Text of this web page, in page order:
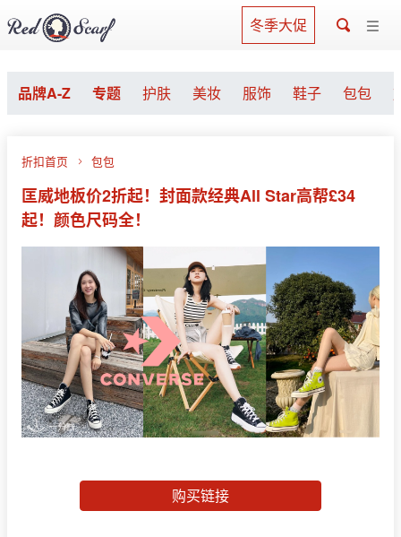
冬季大促
品牌A-Z 专题 护肤 美妆 服饰 鞋子 包包
折扣首页 包包
匡威地板价2折起！封面款经典All Star高帮£34
起！颜色尺码全！
购买链接